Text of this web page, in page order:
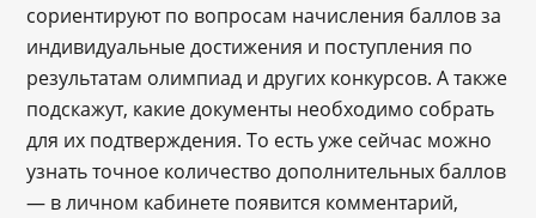
сориентируют по вопросам начисления баллов за
индивидуальные достижения и поступления по
результатам олимпиад и других конкурсов. А также
подскажут, какие документы необходимо собрать
для их подтверждения. То есть уже сейчас можно
узнать точное количество дополнительных баллов
― в личном кабинете появится комментарий,